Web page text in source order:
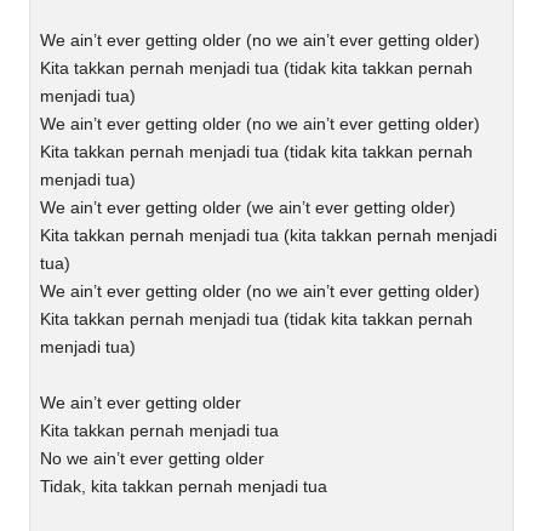
We ain’t ever getting older (no we ain’t ever getting older)
Kita takkan pernah menjadi tua (tidak kita takkan pernah
menjadi tua)
We ain’t ever getting older (no we ain’t ever getting older)
Kita takkan pernah menjadi tua (tidak kita takkan pernah
menjadi tua)
We ain’t ever getting older (we ain’t ever getting older)
Kita takkan pernah menjadi tua (kita takkan pernah menjadi
tua)
We ain’t ever getting older (no we ain’t ever getting older)
Kita takkan pernah menjadi tua (tidak kita takkan pernah
menjadi tua)
We ain’t ever getting older
Kita takkan pernah menjadi tua
No we ain’t ever getting older
Tidak, kita takkan pernah menjadi tua